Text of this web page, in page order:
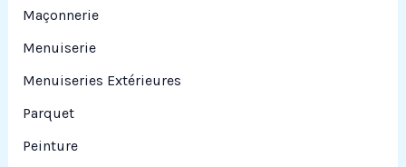
Maçonnerie
Menuiserie
Menuiseries Extérieures
Parquet
Peinture